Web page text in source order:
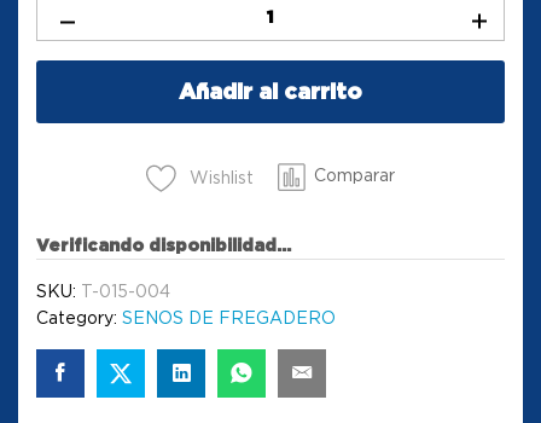
Añadir al carrito
Wishlist Comparar
Verificando disponibilidad...
SKU: T-015-004
Category: SENOS DE FREGADERO